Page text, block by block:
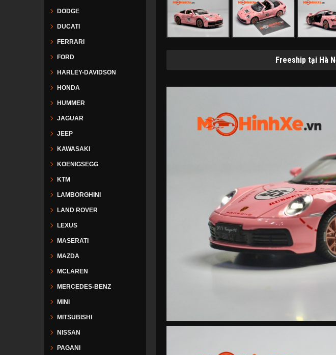
DODGE
DUCATI
FERRARI
FORD
HARLEY-DAVIDSON
HONDA
HUMMER
JAGUAR
JEEP
KAWASAKI
KOENIGSEGG
KTM
LAMBORGHINI
LAND ROVER
LEXUS
MASERATI
MAZDA
MCLAREN
MERCEDES-BENZ
MINI
MITSUBISHI
NISSAN
PAGANI
Freeship tại Hà Nội với đơn hàng trên